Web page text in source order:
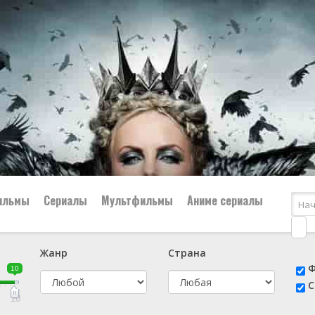
👨‍✈️ Военный
🕵️‍♂️ Детектив
Сериалы Мультфильмы Аниме сериалы
10
10
Жанр
Страна